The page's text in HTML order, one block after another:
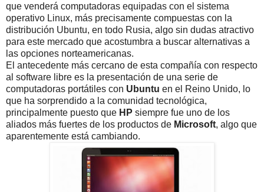
que venderá computadoras equipadas con el sistema
operativo Linux, más precisamente compuestas con la
distribución Ubuntu, en todo Rusia, algo sin dudas atractivo
para este mercado que acostumbra a buscar alternativas a
las opciones norteamericanas.
El antecedente más cercano de esta compañía con respecto
al software libre es la presentación de una serie de
computadoras portátiles con Ubuntu en el Reino Unido, lo
que ha sorprendido a la comunidad tecnológica,
principalmente puesto que HP siempre fue uno de los
aliados más fuertes de los productos de Microsoft, algo que
aparentemente está cambiando.